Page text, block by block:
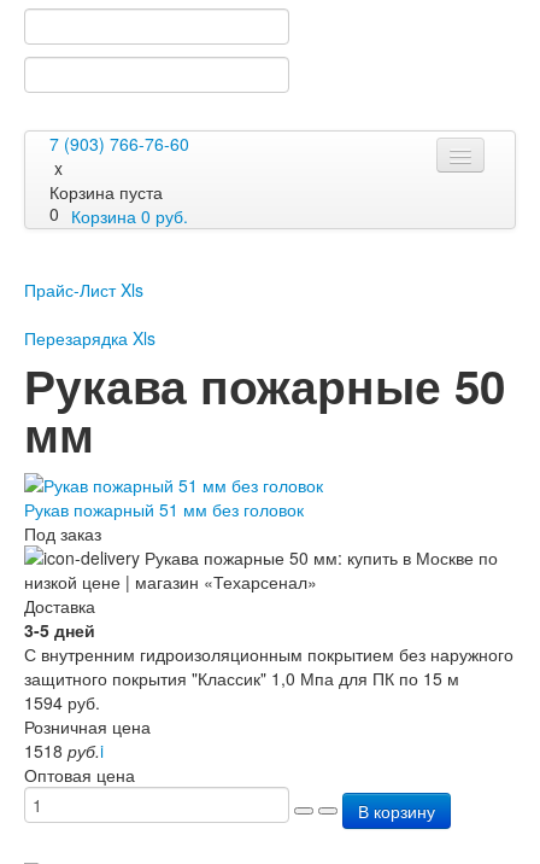
7 (903) 766-76-60
x
Корзина пуста
0 Корзина 0 руб.
Перезарядка
Перезарядка ОП
Перезарядка ОВП
Гарантии
О нас
Статьи
Публичная оферта
Сертификаты
Вопрос-Ответ
Контакты
Пожарное оборудование
Перезарядка
Перезарядка ОУ
Прайс-Лист Xls
Перезарядка Xls
Рукава пожарные 50
мм
Рукав пожарный 51 мм без головок
Под заказ
Доставка
3-5 дней
С внутренним гидроизоляционным покрытием без наружного
защитного покрытия "Классик" 1,0 Мпа для ПК по 15 м
1594 руб.
Розничная цена
1518 руб.i
Оптовая цена
В корзину